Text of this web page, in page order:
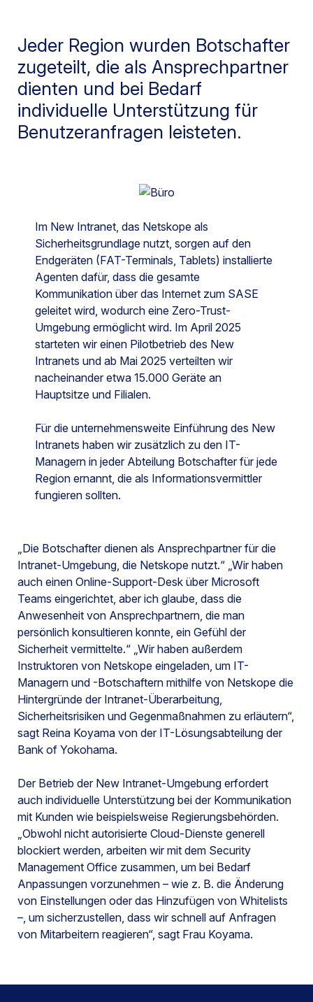
Jeder Region wurden Botschafter
zugeteilt, die als Ansprechpartner
dienten und bei Bedarf
individuelle Unterstützung für
Benutzeranfragen leisteten.
Im New Intranet, das Netskope als
Sicherheitsgrundlage nutzt, sorgen auf den
Endgeräten (FAT-Terminals, Tablets) installierte
Agenten dafür, dass die gesamte
Kommunikation über das Internet zum SASE
geleitet wird, wodurch eine Zero-Trust-
Umgebung ermöglicht wird. Im April 2025
starteten wir einen Pilotbetrieb des New
Intranets und ab Mai 2025 verteilten wir
nacheinander etwa 15.000 Geräte an
Hauptsitze und Filialen.
Für die unternehmensweite Einführung des New
Intranets haben wir zusätzlich zu den IT-
Managern in jeder Abteilung Botschafter für jede
Region ernannt, die als Informationsvermittler
fungieren sollten.
„Die Botschafter dienen als Ansprechpartner für die
Intranet-Umgebung, die Netskope nutzt.“ „Wir haben
auch einen Online-Support-Desk über Microsoft
Teams eingerichtet, aber ich glaube, dass die
Anwesenheit von Ansprechpartnern, die man
persönlich konsultieren konnte, ein Gefühl der
Sicherheit vermittelte.“ „Wir haben außerdem
Instruktoren von Netskope eingeladen, um IT-
Managern und -Botschaftern mithilfe von Netskope die
Hintergründe der Intranet-Überarbeitung,
Sicherheitsrisiken und Gegenmaßnahmen zu erläutern“,
sagt Reina Koyama von der IT-Lösungsabteilung der
Bank of Yokohama.
Der Betrieb der New Intranet-Umgebung erfordert
auch individuelle Unterstützung bei der Kommunikation
mit Kunden wie beispielsweise Regierungsbehörden.
„Obwohl nicht autorisierte Cloud-Dienste generell
blockiert werden, arbeiten wir mit dem Security
Management Office zusammen, um bei Bedarf
Anpassungen vorzunehmen – wie z. B. die Änderung
von Einstellungen oder das Hinzufügen von Whitelists
–, um sicherzustellen, dass wir schnell auf Anfragen
von Mitarbeitern reagieren“, sagt Frau Koyama.